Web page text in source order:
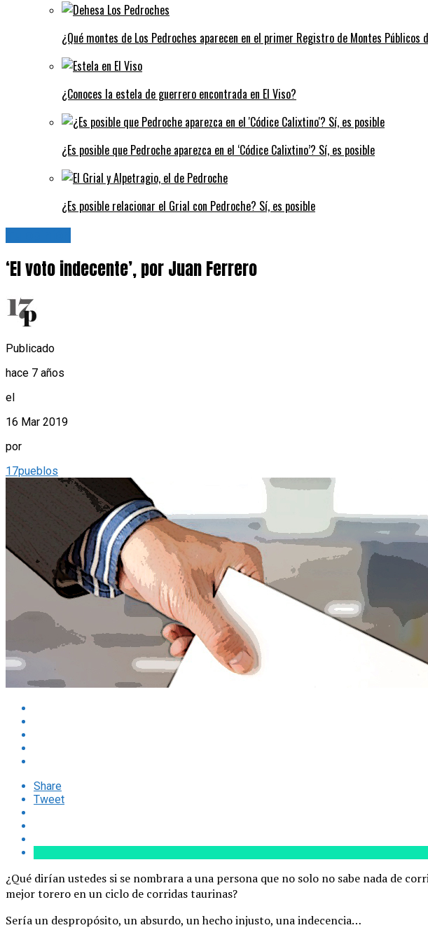
¿Qué montes de Los Pedroches aparecen en el primer Registro de Montes Públicos
¿Conoces la estela de guerrero encontrada en El Viso?
¿Es posible que Pedroche aparezca en el ‘Códice Calixtino’? Sí, es posible
¿Es posible relacionar el Grial con Pedroche? Sí, es posible
‘El voto indecente’, por Juan Ferrero
Publicado
hace 7 años
el
16 Mar 2019
por
17pueblos
Share
Tweet
¿Qué dirían ustedes si se nombrara a una persona que no solo no sabe nada de
mejor torero en un ciclo de corridas taurinas?
Sería un despropósito, un absurdo, un hecho injusto, una indecencia…